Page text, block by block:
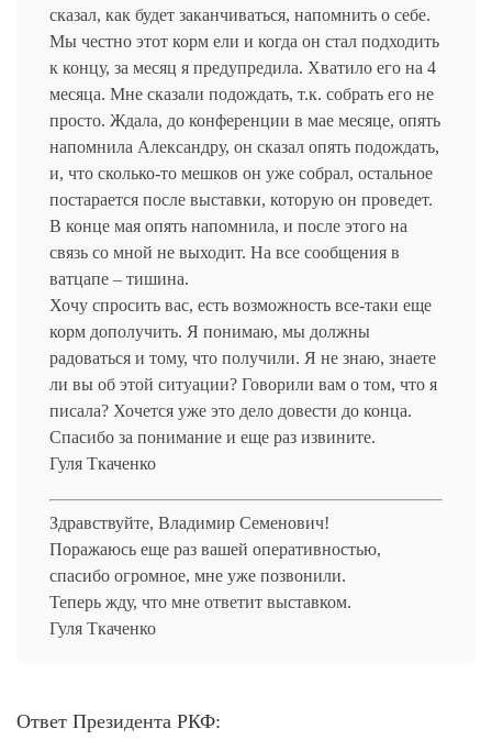
сказал, как будет заканчиваться, напомнить о себе.
Мы честно этот корм ели и когда он стал подходить
к концу, за месяц я предупредила. Хватило его на 4
месяца. Мне сказали подождать, т.к. собрать его не
просто. Ждала, до конференции в мае месяце, опять
напомнила Александру, он сказал опять подождать,
и, что сколько-то мешков он уже собрал, остальное
постарается после выставки, которую он проведет.
В конце мая опять напомнила, и после этого на
связь со мной не выходит. На все сообщения в
ватцапе – тишина.
Хочу спросить вас, есть возможность все-таки еще
корм дополучить. Я понимаю, мы должны
радоваться и тому, что получили. Я не знаю, знаете
ли вы об этой ситуации? Говорили вам о том, что я
писала? Хочется уже это дело довести до конца.
Спасибо за понимание и еще раз извините.
Гуля Ткаченко
Здравствуйте, Владимир Семенович!
Поражаюсь еще раз вашей оперативностью,
спасибо огромное, мне уже позвонили.
Теперь жду, что мне ответит выставком.
Гуля Ткаченко
Ответ Президента РКФ: